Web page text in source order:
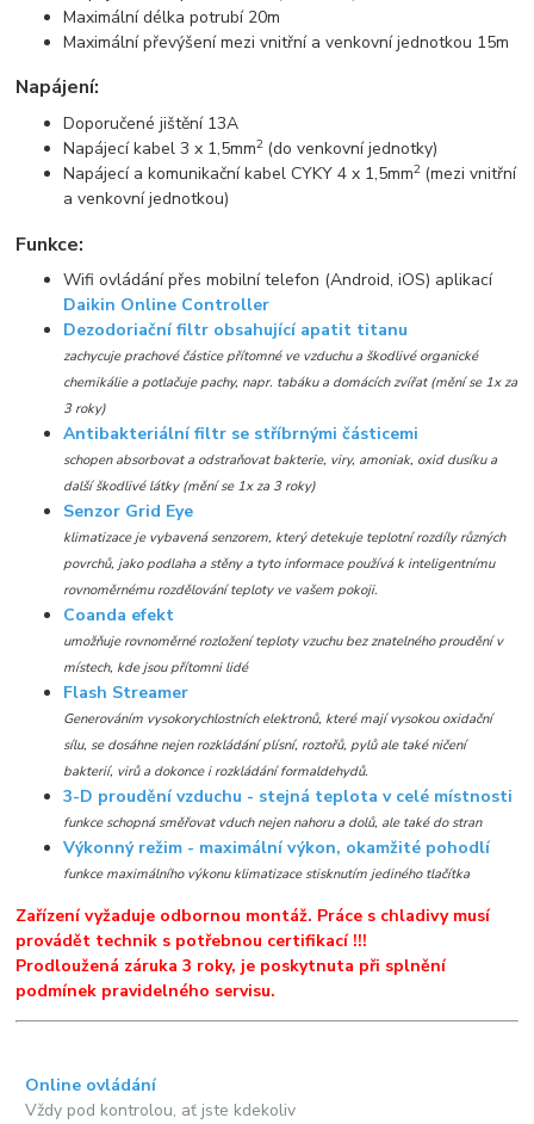
Maximální délka potrubí 20m
Maximální převýšení mezi vnitřní a venkovní jednotkou 15m
Napájení:
Doporučené jištění 13A
Napájecí kabel 3 x 1,5mm2 (do venkovní jednotky)
Napájecí a komunikační kabel CYKY 4 x 1,5mm2 (mezi vnitřní
a venkovní jednotkou)
Funkce:
Wifi ovládání přes mobilní telefon (Android, iOS) aplikací
Daikin Online Controller
Dezodoriační filtr obsahující apatit titanu
zachycuje prachové částice přítomné ve vzduchu a škodlivé organické
chemikálie a potlačuje pachy, napr. tabáku a domácích zvířat (mění se 1x za
3 roky)
Antibakteriální filtr se stříbrnými částicemi
schopen absorbovat a odstraňovat bakterie, viry, amoniak, oxid dusíku a
další škodlivé látky (mění se 1x za 3 roky)
Senzor Grid Eye
klimatizace je vybavená senzorem, který detekuje teplotní rozdíly různých
povrchů, jako podlaha a stěny a tyto informace používá k inteligentnímu
rovnoměrnému rozdělování teploty ve vašem pokoji.
Coanda efekt
umožňuje rovnoměrné rozložení teploty vzuchu bez znatelného proudění v
místech, kde jsou přítomni lidé
Flash Streamer
Generováním vysokorychlostních elektronů, které mají vysokou oxidační
sílu, se dosáhne nejen rozkládání plísní, roztořů, pylů ale také ničení
bakterií, virů a dokonce i rozkládání formaldehydů.
3-D proudění vzduchu - stejná teplota v celé místnosti
funkce schopná směřovat vduch nejen nahoru a dolů, ale také do stran
Výkonný režim - maximální výkon, okamžité pohodlí
funkce maximálního výkonu klimatizace stisknutím jediného tlačítka
Zařízení vyžaduje odbornou montáž. Práce s chladivy musí
provádět technik s potřebnou certifikací !!!
Prodloužená záruka 3 roky, je poskytnuta při splnění
podmínek pravidelného servisu.
Online ovládání
Vždy pod kontrolou, ať jste kdekoliv